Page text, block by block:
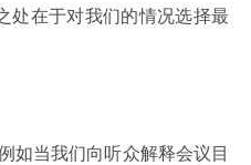
处在于对我们的情况选择最
如当我们向听众解释会议目